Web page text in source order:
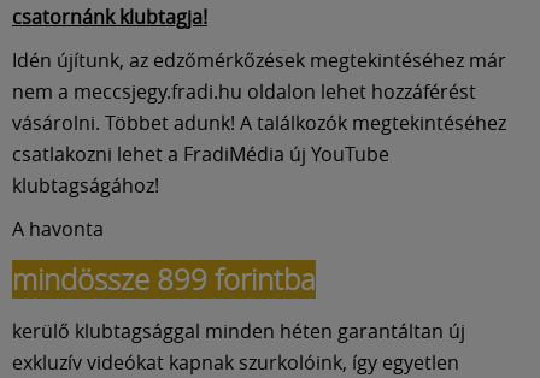
csatornánk klubtagja!
Idén újítunk, az edzőmérkőzések megtekintéséhez már
nem a meccsjegy.fradi.hu oldalon lehet hozzáférést
vásárolni. Többet adunk! A találkozók megtekintéséhez
csatlakozni lehet a FradiMédia új YouTube
klubtagságához!
A havonta
mindössze 899 forintba
kerülő klubtagsággal minden héten garantáltan új
exkluzív videókat kapnak szurkolóink, így egyetlen